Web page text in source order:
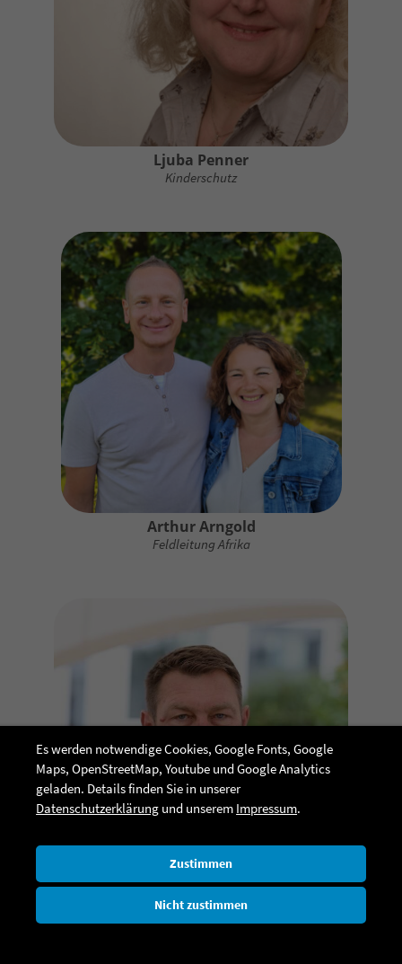
Ljuba Penner
Kinderschutz
Arthur Arngold
Feldleitung Afrika
Heinrich Wiebe
Feldleitung Europa
Es werden notwendige Cookies, Google Fonts, Google
Maps, OpenStreetMap, Youtube und Google Analytics
geladen. Details finden Sie in unserer
Datenschutzerklärung und unserem Impressum.
Zustimmen
Nicht zustimmen